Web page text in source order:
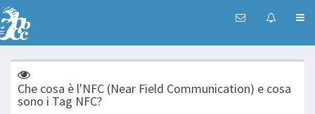
Che cosa è l'NFC (Near Field Communication) e cosa
sono i Tag NFC?